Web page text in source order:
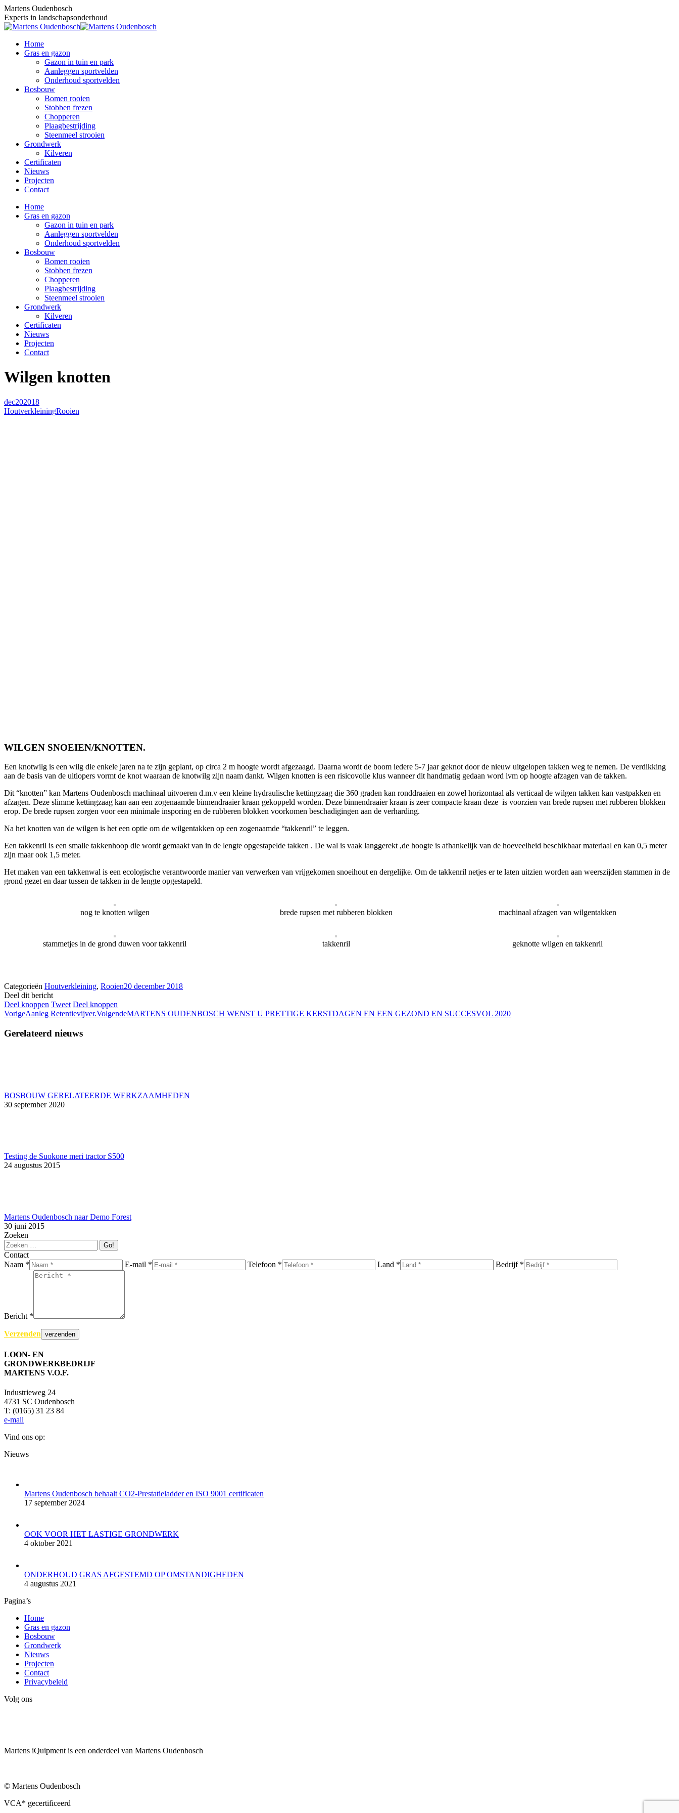
Skip
to
content
Martens Oudenbosch
Experts in landschapsonderhoud
Home
Gras en gazon
Gazon in tuin en park
Aanleggen sportvelden
Onderhoud sportvelden
Bosbouw
Bomen rooien
Stobben frezen
Chopperen
Plaagbestrijding
Steenmeel strooien
Grondwerk
Kilveren
Certificaten
Nieuws
Projecten
Contact
Home
Gras en gazon
Gazon in tuin en park
Aanleggen sportvelden
Onderhoud sportvelden
Bosbouw
Bomen rooien
Stobben frezen
Chopperen
Plaagbestrijding
Steenmeel strooien
Grondwerk
Kilveren
Certificaten
Nieuws
Projecten
Contact
Wilgen knotten
dec202018
HoutverkleiningRooien
WILGEN SNOEIEN/KNOTTEN.
Een knotwilg is een wilg die enkele jaren na te zijn geplant, op circa 2 m hoogte wordt afgezaagd. Daarna wordt de boom iedere 5-7 jaar geknot door de nieuw uitgelopen takken weg te nemen. De verdikking
aan de basis van de uitlopers vormt de knot waaraan de knotwilg zijn naam dankt. Wilgen knotten is een risicovolle klus wanneer dit handmatig gedaan word ivm op hoogte afzagen van de takken.
Dit “knotten” kan Martens Oudenbosch machinaal uitvoeren d.m.v een kleine hydraulische kettingzaag die 360 graden kan ronddraaien en zowel horizontaal als verticaal de wilgen takken kan vastpakken en
afzagen. Deze slimme kettingzaag kan aan een zogenaamde binnendraaier kraan gekoppeld worden. Deze binnendraaier kraan is zeer compacte kraan deze is voorzien van brede rupsen met rubberen blokken
erop. De brede rupsen zorgen voor een minimale insporing en de rubberen blokken voorkomen beschadigingen aan de verharding.
Na het knotten van de wilgen is het een optie om de wilgentakken op een zogenaamde “takkenril” te leggen.
Een takkenril is een smalle takkenhoop die wordt gemaakt van in de lengte opgestapelde takken . De wal is vaak langgerekt ,de hoogte is afhankelijk van de hoeveelheid beschikbaar materiaal en kan 0,5 meter
zijn maar ook 1,5 meter.
Het maken van een takkenwal is een ecologische verantwoorde manier van verwerken van vrijgekomen snoeihout en dergelijke. Om de takkenril netjes er te laten uitzien worden aan weerszijden stammen in de
grond gezet en daar tussen de takken in de lengte opgestapeld.
nog te knotten wilgen brede rupsen met rubberen blokken machinaal afzagen van wilgentakken
stammetjes in de grond duwen voor takkenril takkenril geknotte wilgen en takkenril
Categorieën Houtverkleining, Rooien20 december 2018
Deel dit bericht
Deel knoppen Deel
knoppen
TweetDeel
knoppen
Deel knoppen
knoppen
Post
navigation
VorigeVorige
Aanleg Retentievijver.VolgendeVolgende
MARTENS OUDENBOSCH WENST U PRETTIGE KERSTDAGEN EN EEN GEZOND EN SUCCESVOL 2020
Gerelateerd nieuws
BOSBOUW GERELATEERDE WERKZAAMHEDEN
30 september 2020
Testing de Suokone meri tractor S500
24 augustus 2015
Martens Oudenbosch naar Demo Forest
30 juni 2015
Zoeken
Search:
Contact
Naam *
E-mail * Telefoon * Land * Bedrijf *
Bericht *
Verzenden
LOON- EN
GRONDWERKBEDRIJF
MARTENS V.O.F.
Industrieweg 24
4731 SC Oudenbosch
T: (0165) 31 23 84
e-mail
Vind ons op:
Facebook
window
YouTube
window
Mail
window
Website
window
Nieuws
Martens Oudenbosch behaalt CO2-Prestatieladder en ISO 9001 certificaten
17 september 2024
OOK VOOR HET LASTIGE GRONDWERK
4 oktober 2021
ONDERHOUD GRAS AFGESTEMD OP OMSTANDIGHEDEN
4 augustus 2021
Pagina’s
Home
Gras en gazon
Bosbouw
Grondwerk
Nieuws
Projecten
Contact
Privacybeleid
Volg ons
Martens iQuipment is een onderdeel van Martens Oudenbosch
© Martens Oudenbosch
VCA* gecertificeerd